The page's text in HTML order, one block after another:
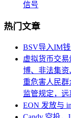
信号
热门文章
BSV导入IM
虚拟货币交
博、非法集
重危害人民
监管规定，
EON 发放与